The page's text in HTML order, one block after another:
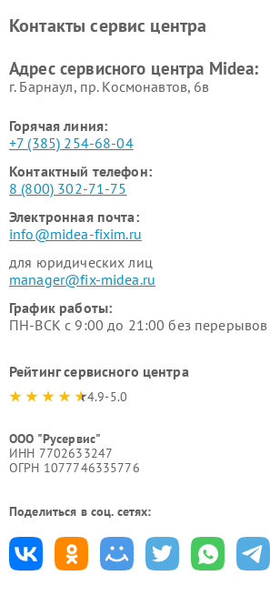
пылесосов Midea
Midea
Контакты сервис центра
Адрес сервисного центра Midea:
г. Барнаул, ​пр. Космонавтов, 6в
Горячая линия:
+7 (385) 254-68-04
Контактный телефон:
8 (800) 302-71-75
Электронная почта:
info@midea-fixim.ru
для юридических лиц
manager@fix-midea.ru
График работы:
ПН-ВСК с 9:00 до 21:00 без
Рейтинг сервисного центра
4.9-5.0
ООО "Русервис"
ИНН 7702633247
ОГРН 1077746335776
Поделиться в соц. сетях: